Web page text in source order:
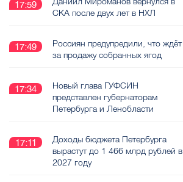
17:59
СКА после двух лет в НХЛ
17:49
Россиян предупредили, что ждёт
за продажу собранных ягод
17:34
Новый глава ГУФСИН
представлен губернаторам
Петербурга и Ленобласти
17:11
Доходы бюджета Петербурга
вырастут до 1 466 млрд рублей в
2027 году